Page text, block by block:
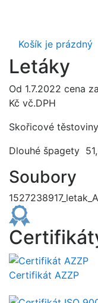
Košík je prázdný
Letáky
Od 1.7.2022 cena
Kč vč.DPH
Skořicové
Dlouhé špagety
Soubory
Certifikát AZZP